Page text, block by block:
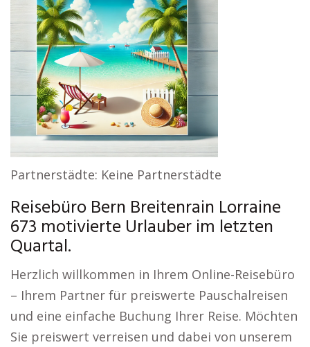
Partnerstädte: Keine Partnerstädte
Reisebüro Bern Breitenrain Lorraine
673 motivierte Urlauber im letzten
Quartal.
Herzlich willkommen in Ihrem Online-Reisebüro
– Ihrem Partner für preiswerte Pauschalreisen
und eine einfache Buchung Ihrer Reise. Möchten
Sie preiswert verreisen und dabei von unserem